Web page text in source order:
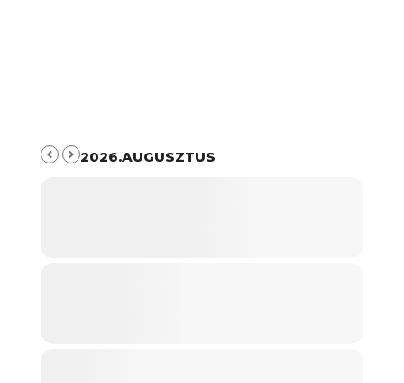
2026.AUGUSZTUS